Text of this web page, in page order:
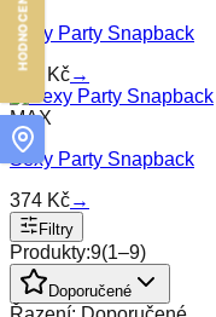
Sexy Party Snapback
374
Kč→
MAX
Sexy Party Snapback
374 Kč→
Filtry
Produkty:9(1–9)
Doporučené